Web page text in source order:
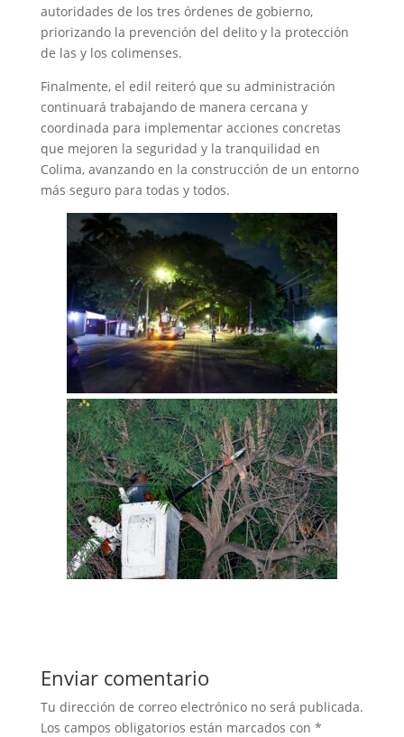
autoridades de los tres órdenes de gobierno,
priorizando la prevención del delito y la protección
de las y los colimenses.
Finalmente, el edil reiteró que su administración
continuará trabajando de manera cercana y
coordinada para implementar acciones concretas
que mejoren la seguridad y la tranquilidad en
Colima, avanzando en la construcción de un entorno
más seguro para todas y todos.
Enviar comentario
Tu dirección de correo electrónico no será publicada.
Los campos obligatorios están marcados con *